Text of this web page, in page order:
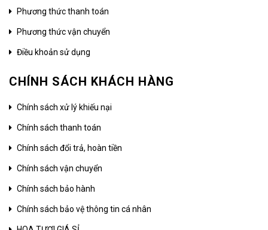
Phương thức thanh toán
Phương thức vận chuyển
Điều khoản sử dụng
CHÍNH SÁCH KHÁCH HÀNG
Chính sách xử lý khiếu nại
Chính sách thanh toán
Chính sách đổi trả, hoàn tiền
Chính sách vận chuyển
Chính sách bảo hành
Chính sách bảo vệ thông tin cá nhân